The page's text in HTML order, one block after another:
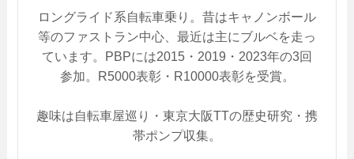
ロングライド系自転車乗り。昔はキャノンボール
等のファストラン中心、最近は主にブルベを走っ
ています。PBPには2015・2019・2023年の3回
参加。R5000表彰・R10000表彰を受賞。
趣味は自転車屋巡り・東京大阪TTの歴史研究・携
帯ポンプ収集。